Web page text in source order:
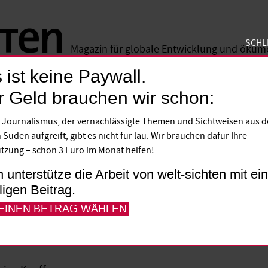
Magazin für globale Entwicklung und
Grundeinkommen
wagen!
am Sonntag über das
über das Geld ohne
wie es wirkt.
ist keine Paywall.
Geld brauchen wir schon:
Journalismus, der vernachlässigte Themen und Sichtweisen aus
Süden aufgreift, gibt es nicht für lau. Wir brauchen dafür Ihre
– schon 3 Euro im Monat helfen!
unterstütze die Arbeit von welt-sichten mit
Beitrag.
BETRAG WÄHLEN